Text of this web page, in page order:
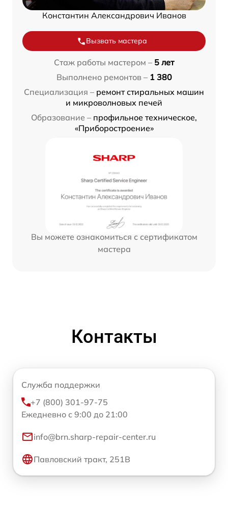
Константин Александрович Иванов
Вызвать мастера
Стаж работы мастером – 5 лет
Выполнено ремонтов – 1 380
Специализация – ремонт стиральных машин
и микроволновых печей
Образование – профильное техническое,
«Приборостроение»
Вы можете ознакомиться с сертификатом
мастера
Контакты
Служба поддержки
+7 (800) 301-97-75
Ежедневно с 9:00 до 21:00
info@brn.sharp-repair-center.ru
Павловский тракт, 251В